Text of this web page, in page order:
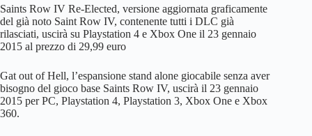
Saints Row IV Re-Elected, versione aggiornata graficamente
del già noto Saint Row IV, contenente tutti i DLC già
rilasciati, uscirà su Playstation 4 e Xbox One il 23 gennaio
2015 al prezzo di 29,99 euro
Gat out of Hell, l’espansione stand alone giocabile senza aver
bisogno del gioco base Saints Row IV, uscirà il 23 gennaio
2015 per PC, Playstation 4, Playstation 3, Xbox One e Xbox
360.